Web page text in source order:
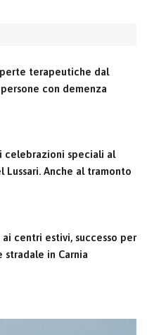
terapeutiche dal
con demenza
celebrazioni speciali al
Lussari. Anche al tramonto
centri estivi, successo per
stradale in Carnia